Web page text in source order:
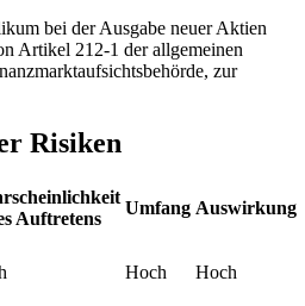
bei der Ausgabe neuer Aktien
Artikel 212-1 der allgemeinen
zur
Risiken
Auftretens
Umfang Auswirkung
Hoch Hoch